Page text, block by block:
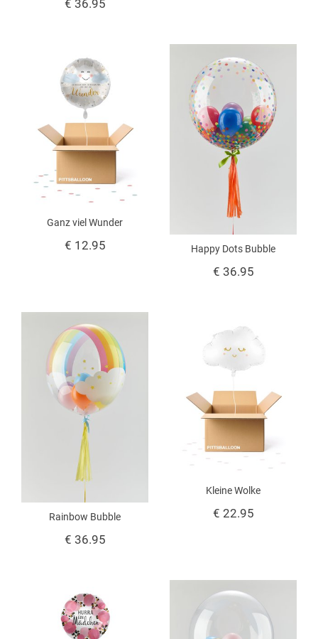
€ 36.95
Ganz viel Wunder
€ 12.95 Happy Dots Bubble
€ 36.95
Kleine Wolke
€ 22.95
Rainbow Bubble
€ 36.95